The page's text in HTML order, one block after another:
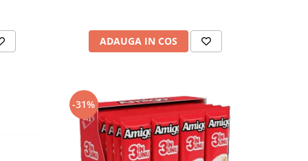
ADAUGA IN COS
-31%